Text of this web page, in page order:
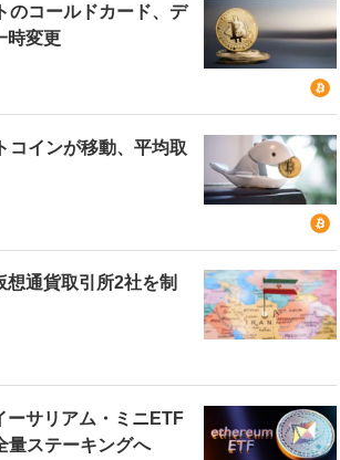
のコールドカード、デ
時変更
コインが移動、平均取
通貨取引所2社を制
ーサリアム・ミニETF
量ステーキングへ